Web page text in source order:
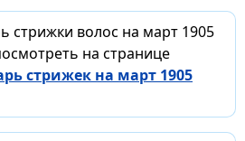
стрижки волос на март 1905
на странице
стрижек на март 1905